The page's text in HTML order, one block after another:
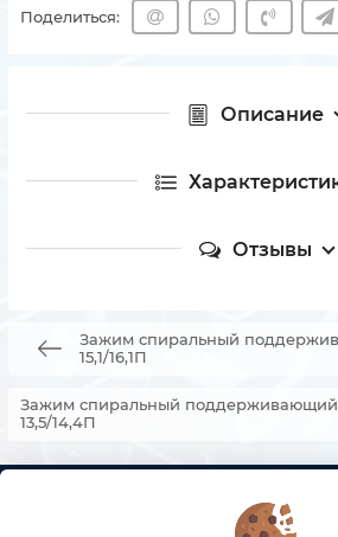
Поделиться:
Описание
Отзывы
Зажим спиральный
15,1/16,1П
Зажим спиральный
13,5/14,4П